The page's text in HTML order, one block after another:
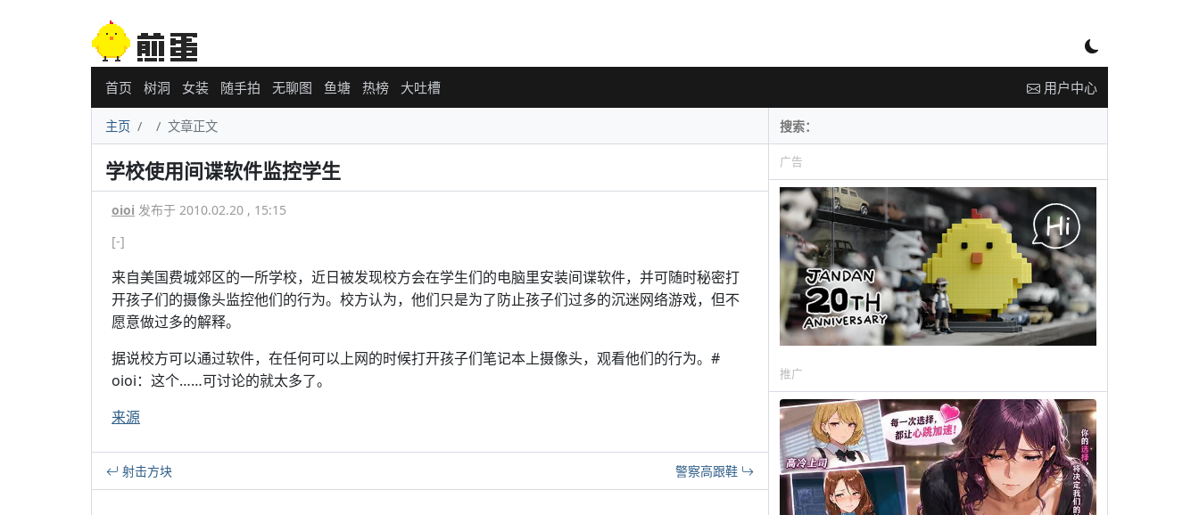
首页 树洞 女装 随手拍 无聊图 鱼塘 热榜 大吐槽 用户中心
主页 文章正文
学校使用间谍软件监控学生
oioi 发布于 2010.02.20 , 15:15
[-]
来自美国费城郊区的一所学校，近日被发现校方会在学生们的电脑里安装间谍软件，并可随时秘密打
开孩子们的摄像头监控他们的行为。校方认为，他们只是为了防止孩子们过多的沉迷网络游戏，但不
愿意做过多的解释。
据说校方可以通过软件，在任何可以上网的时候打开孩子们笔记本上摄像头，观看他们的行为。#
oioi：这个……可讨论的就太多了。
来源
射击方块 警察高跟鞋
广告
推广